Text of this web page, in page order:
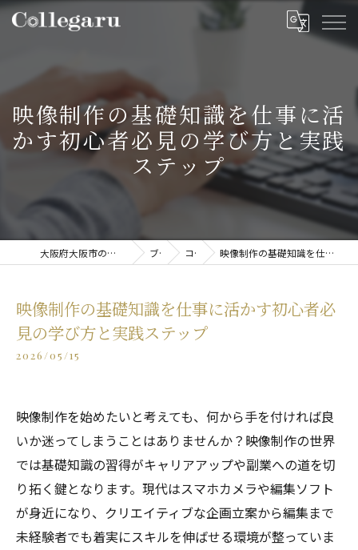
映像制作の基礎知識を仕事に活
かす初心者必見の学び方と実践
ステップ
大阪府大阪市の動画制作・映像制作ならCollegaru ブログ コラム 映像制作の基礎知識を仕事に活かす初心者必見の学び方と実践ステップ
映像制作の基礎知識を仕事に活かす初心者必
見の学び方と実践ステップ
2026/05/15
映像制作を始めたいと考えても、何から手を付ければ良
いか迷ってしまうことはありませんか？映像制作の世界
では基礎知識の習得がキャリアアップや副業への道を切
り拓く鍵となります。現代はスマホカメラや編集ソフト
が身近になり、クリエイティブな企画立案から編集まで
未経験者でも着実にスキルを伸ばせる環境が整っていま